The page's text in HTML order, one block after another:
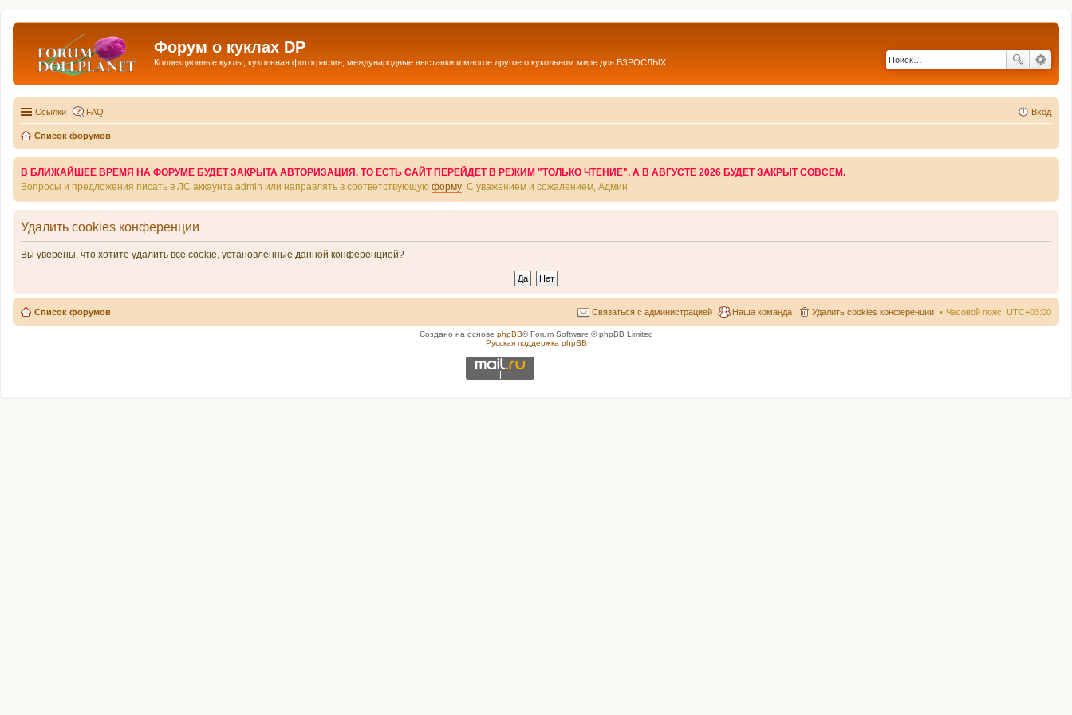
Форум о куклах DP
Коллекционные куклы, кукольная фотография, международные выставки и многое другое о кукольном мире для ВЗРОСЛЫХ
Ссылки FAQ Вход
Список форумов
В БЛИЖАЙШЕЕ ВРЕМЯ НА ФОРУМЕ БУДЕТ ЗАКРЫТА АВТОРИЗАЦИЯ, ТО ЕСТЬ САЙТ ПЕРЕЙДЕТ В РЕЖИМ "ТОЛЬКО ЧТЕНИЕ", А В АВГУСТЕ 2026 БУДЕТ ЗАКРЫТ СОВСЕМ.
Вопросы и предложения писать в ЛС аккаунта admin или направлять в соответствующую форму . С уважением и сожалением, Админ.
Удалить cookies конференции
Вы уверены, что хотите удалить все cookie, установленные данной конференцией?
Список форумов Часовой пояс: UTC+03:00
Удалить cookies конференции
Наша команда
Связаться с администрацией
Создано на основе phpBB® Forum Software © phpBB Limited
Русская поддержка phpBB